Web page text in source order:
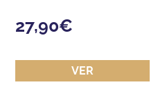
27,90€
VER